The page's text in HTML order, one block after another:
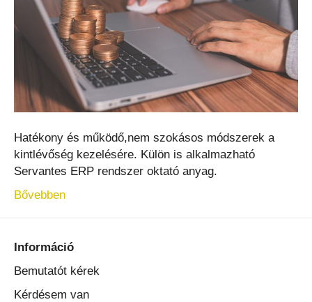
Hatékony és működő,nem szokásos módszerek a
kintlévőség kezelésére. Külön is alkalmazható
Servantes ERP rendszer oktató anyag.
Bővebben
Információ
Bemutatót kérek
Kérdésem van